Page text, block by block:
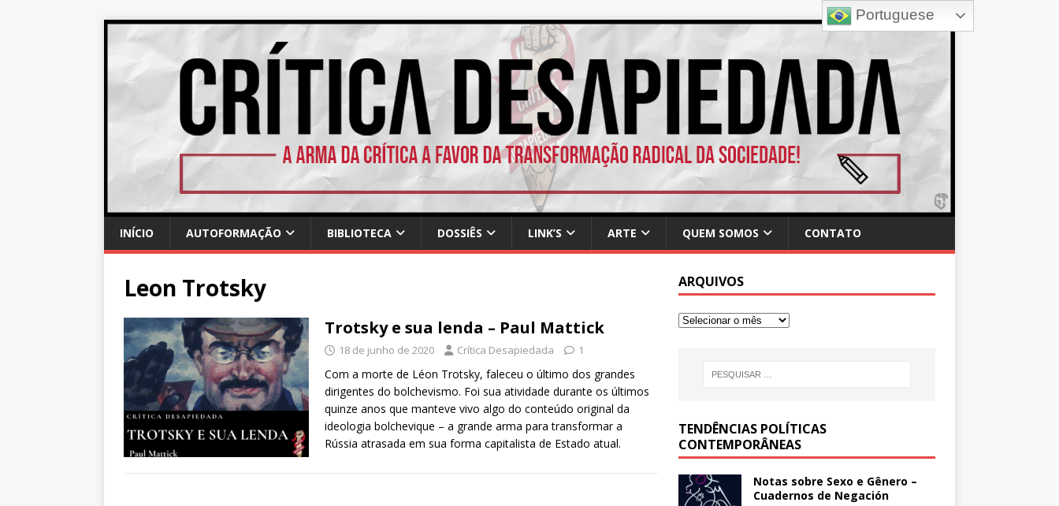
INÍCIO AUTOFORMAÇÃO BIBLIOTECA DOSSIÊS LINK’S ARTE QUEM SOMOS CONTATO
Leon Trotsky
Trotsky e sua lenda – Paul Mattick
18 de junho de 2020 Crítica Desapiedada 1
Com a morte de Léon Trotsky, faleceu o último dos grandes
dirigentes do bolchevismo. Foi sua atividade durante os últimos
quinze anos que manteve vivo algo do conteúdo original da
ideologia bolchevique – a grande arma para transformar a
Rússia atrasada em sua forma capitalista de Estado atual.
ARQUIVOS
TENDÊNCIAS POLÍTICAS
CONTEMPORÂNEAS
Notas sobre Sexo e Gênero –
Cuadernos de Negación
Portuguese